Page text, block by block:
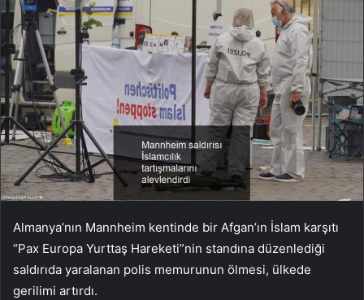
Almanya’nın Mannheim kentinde bir Afgan’ın İslam karşıtı
“Pax Europa Yurttaş Hareketi”nin standına düzenlediği
saldırıda yaralanan polis memurunun ölmesi, ülkede
gerilimi artırdı.